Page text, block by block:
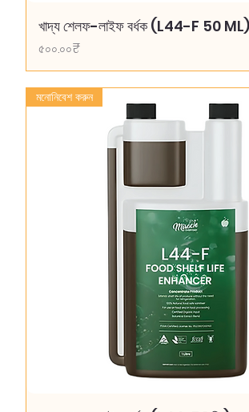
খাদ্য শেলফ-লাইফ বর্ধক (L44-F 50
Price
৫০০.০০₹
মনোনিবেশ করুন